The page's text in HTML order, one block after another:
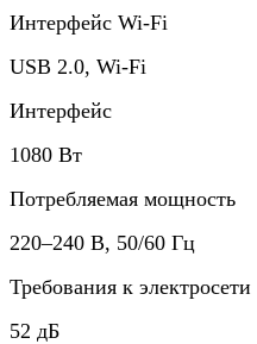
Интерфейс Wi-Fi
USB 2.0, Wi-Fi
Интерфейс
1080 Вт
Потребляемая мощность
220–240 В, 50/60 Гц
Требования к электросети
52 дБ